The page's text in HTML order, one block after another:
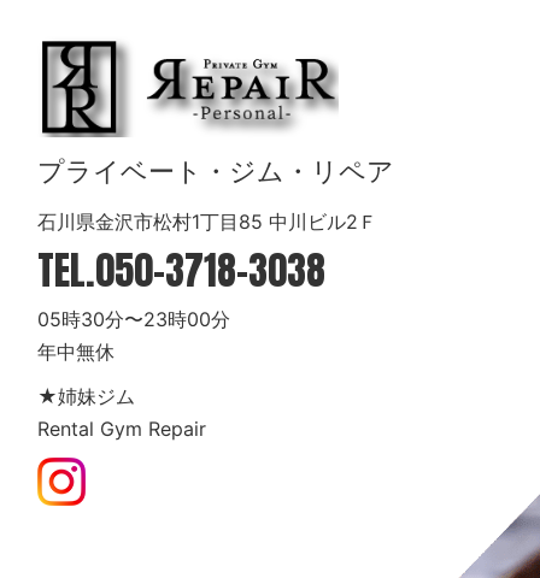
プライベート・ジム・リペア
石川県金沢市松村1丁目85 中川ビル2Ｆ
TEL.050-3718-3038
05時30分〜23時00分
年中無休
★姉妹ジム
Rental Gym Repair